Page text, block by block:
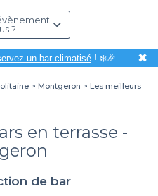
?
un bar climatisé! ❄️🎉 ✖
Montgeron
Les meilleurs
en terrasse -
de bar